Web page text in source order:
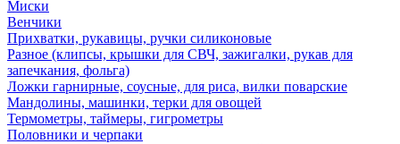
Миски
Венчики
Прихватки, рукавицы, ручки силиконовые
Разное (клипсы, крышки для СВЧ, зажигалки, рукав для
запечкания, фольга)
Ложки гарнирные, соусные, для риса, вилки поварские
Мандолины, машинки, терки для овощей
Термометры, таймеры, гигрометры
Половники и черпаки